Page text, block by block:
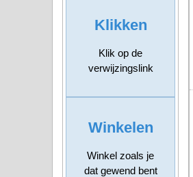
Klikken
Klik op de
verwijzingslink
Winkelen
Winkel zoals je
dat gewend bent